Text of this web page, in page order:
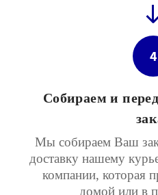
4
Собираем и
Мы собираем Ваш
доставку нашему
компании, которая
домой или в